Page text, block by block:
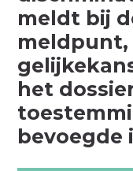
meldt bij
meldpunt,
het
bevoegde